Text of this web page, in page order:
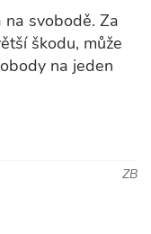
svobodě. Za
škodu, může
na jeden
ZB